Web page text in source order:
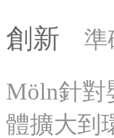
創新
準
Möln針對
體擴大到